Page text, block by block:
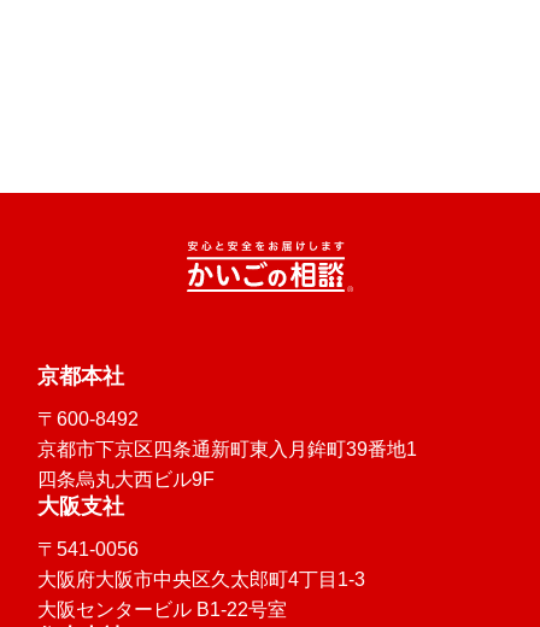
京都本社
〒600-8492
京都市下京区四条通新町東入月鉾町39番地1
四条烏丸大西ビル9F
大阪支社
〒541-0056
大阪府大阪市中央区久太郎町4丁目1-3
大阪センタービル B1-22号室